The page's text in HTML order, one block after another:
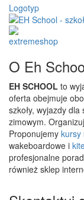
O Eh
EH SCHOOL to
oferta obejmuje
szkoły, wyjazdy
zimowym.
Proponujemy kursy
wakeboardowe i
profesjonalne
również sklep